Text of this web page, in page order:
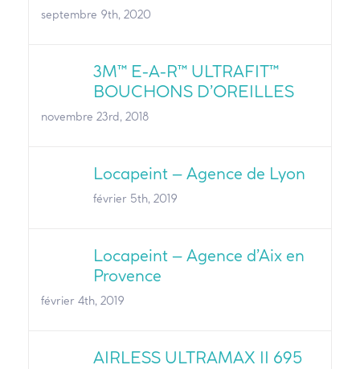
septembre 9th, 2020
3M™ E-A-R™ ULTRAFIT™
BOUCHONS D’OREILLES
novembre 23rd, 2018
Locapeint – Agence de Lyon
février 5th, 2019
Locapeint – Agence d’Aix en
Provence
février 4th, 2019
AIRLESS ULTRAMAX II 695